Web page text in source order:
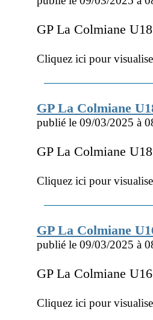
GP La Colmiane
Cliquez ici pour
GP La Colmiane
publié le 09/03/2025 à
GP La Colmiane
Cliquez ici pour
GP La Colmiane
publié le 09/03/2025 à
GP La Colmiane
Cliquez ici pour